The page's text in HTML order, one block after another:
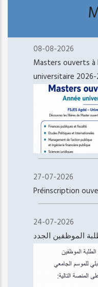
08-08-2026
Masters ouverts à
universitaire
27-07-2026
Préinscription
24-07-2026
الموظفين الجدد